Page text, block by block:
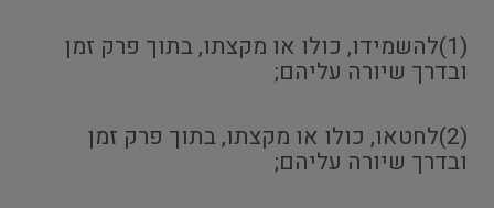
(1)להשמידו, כולו או מקצתו, בתוך פרק זמן
ובדרך שיורה עליהם;
(2)לחטאו, כולו או מקצתו, בתוך פרק זמן
ובדרך שיורה עליהם;